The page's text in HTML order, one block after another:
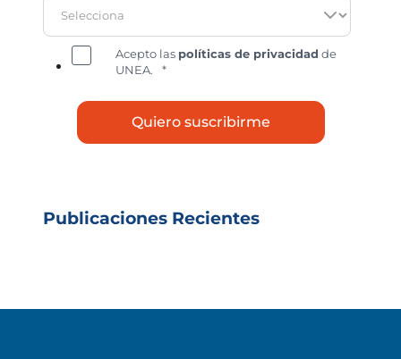
Acepto las políticas de privacidad de
UNEA.
*
Publicaciones Recientes